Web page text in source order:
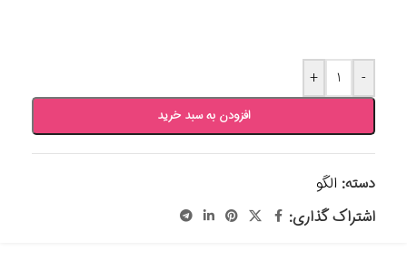
-
+
افزودن به سبد خرید
دسته: الگو
اشتراک گذاری: